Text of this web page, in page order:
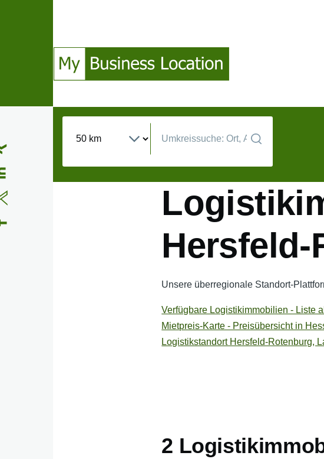
Unsere überregionale Standort-
Verfügbare Logistikimmobilien - Liste
Mietpreis-Karte - Preisübersicht in
Logistikstandort Hersfeld-Rotenburg,
2
(Opens in a new window)
(Opens in a new window)
(Opens in a new window)
(Opens in a new window)